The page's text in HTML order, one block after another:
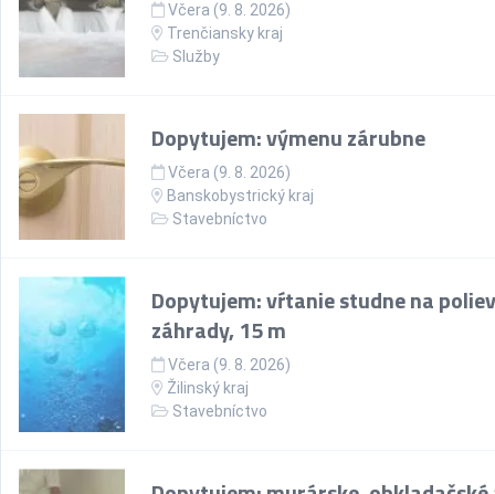
Včera (9. 8. 2026)
Trenčiansky kraj
Služby
Dopytujem: výmenu zárubne
Včera (9. 8. 2026)
Banskobystrický kraj
Stavebníctvo
Dopytujem: vŕtanie studne na
záhrady, 15 m
Včera (9. 8. 2026)
Žilinský kraj
Stavebníctvo